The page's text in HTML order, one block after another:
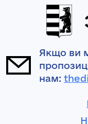
Якщо ви
нам: